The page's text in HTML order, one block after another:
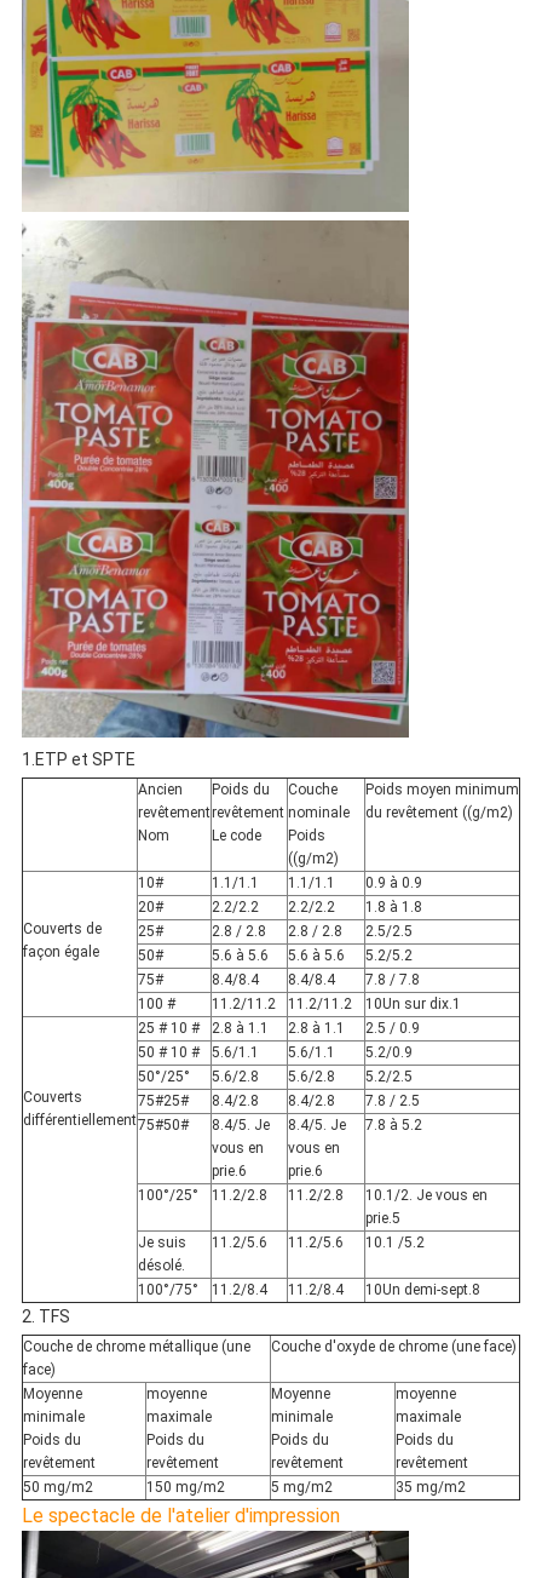
1.ETP et SPTE
Ancien
revêtement
Nom
Poids du
revêtement
Le code
Couche
nominale
Poids
((g/m2)
Poids moyen minimum
du revêtement ((g/m2)
Couverts de
façon égale
10# 1.1/1.1 1.1/1.1
0.9 à 0.9
20#
2.2/2.2 2.2/2.2
1.8 à 1.8
25#
2.8 / 2.8 2.8 / 2.8
2.5/2.5
50#
5.6 à 5.6 5.6 à 5.6
5.2/5.2
75#
8.4/8.4 8.4/8.4
7.8 / 7.8
100 #
11.2/11.2 11.2/11.2 10Un sur dix.1
Couverts
différentiellement
25 # 10 # 2.8 à 1.1 2.8 à 1.1
2.5 / 0.9
50 # 10 #
5.6/1.1 5.6/1.1
5.2/0.9
50°/25°
5.6/2.8 5.6/2.8
5.2/2.5
75#25#
8.4/2.8 8.4/2.8
7.8 / 2.5
75#50#
8.4/5. Je
vous en
prie.6
8.4/5. Je
vous en
prie.6
7.8 à 5.2
100°/25° 11.2/2.8 11.2/2.8
10.1/2. Je vous en
prie.5
Je suis
désolé.
11.2/5.6 11.2/5.6 10.1 /5.2
100°/75° 11.2/8.4 11.2/8.4 10Un demi-sept.8
2. TFS
Couche de chrome métallique (une
face)
Couche d'oxyde de chrome (une face)
Moyenne
minimale
Poids du
revêtement
moyenne
maximale
Poids du
revêtement
Moyenne
minimale
Poids du
revêtement
moyenne
maximale
Poids du
revêtement
50 mg/m2
150 mg/m2 5 mg/m2 35 mg/m2
Le spectacle de l'atelier d'impression